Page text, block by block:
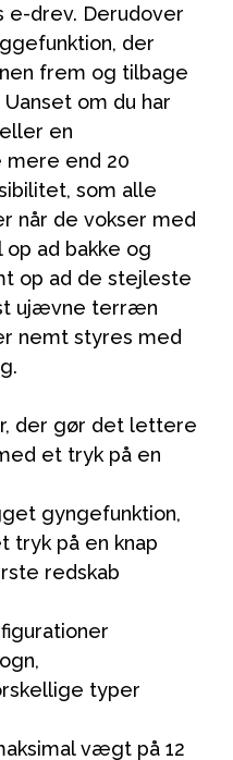
e-drev. Derudover
der
frem og tilbage
om du har
en
mere end 20
som alle
når de vokser med
ad bakke og
op ad de stejleste
ujævne terræn
nemt styres med
der gør det lettere
et tryk på en
gyngefunktion,
tryk på en knap
redskab
typer
vægt på 12